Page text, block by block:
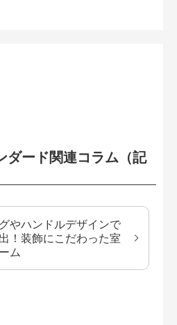
ダード関連コラム（記
やハンドルデザインで
！装飾にこだわった室
ム